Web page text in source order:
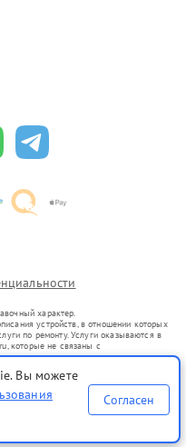
характер.
устройств, в отношении которых
по ремонту. Услуги оказываются в
которые не связаны с
представителями.
в гражданский оборот в соответствии
услуг или введения
о предоставляемых услугах по
офертой, определяемой
Вы можете
Согласен